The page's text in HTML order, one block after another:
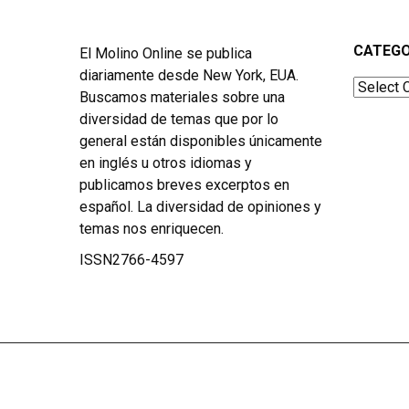
El Molino Online se publica
diariamente desde New York, EUA.
Buscamos materiales sobre una
diversidad de temas que por lo
general están disponibles únicamente
en inglés u otros idiomas y
publicamos breves excerptos en
español. La diversidad de opiniones y
temas nos enriquecen.
ISSN2766-4597